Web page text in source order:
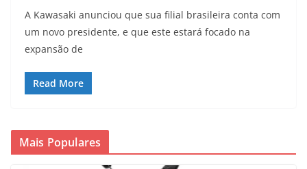
A Kawasaki anunciou que sua filial brasileira conta com
um novo presidente, e que este estará focado na
expansão de
Read More
Mais Populares